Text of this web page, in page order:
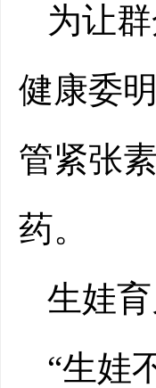
为让
健康委
管紧张
药。
生娃
“生娃